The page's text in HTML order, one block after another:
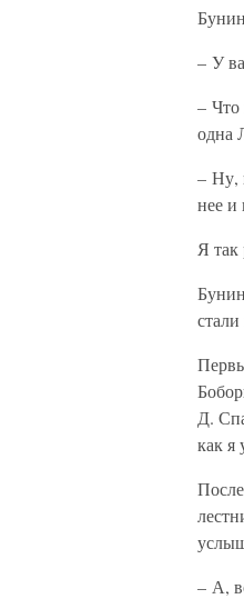
– У
– Что
одна
– Ну,
нее и
Я так
Д.
как я
– А,